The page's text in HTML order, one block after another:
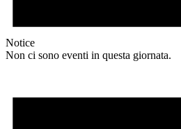
Notice
Non ci sono eventi in questa giornata.